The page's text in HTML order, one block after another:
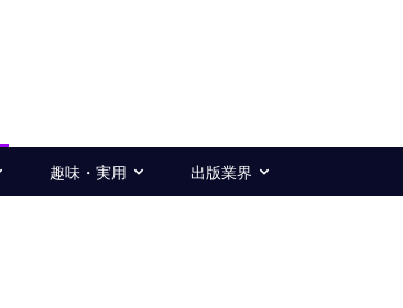
趣味・実用 出版業界